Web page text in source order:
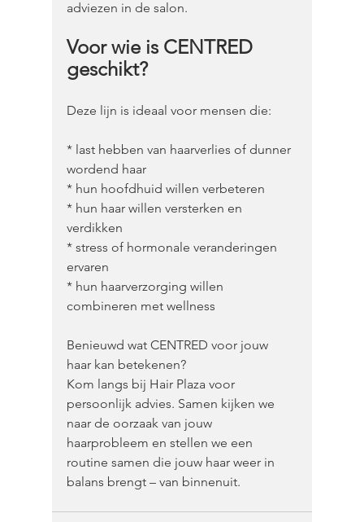
adviezen in de salon.
Voor wie is CENTRED
geschikt?
Deze lijn is ideaal voor mensen die:
* last hebben van haarverlies of dunner
wordend haar
* hun hoofdhuid willen verbeteren
* hun haar willen versterken en
verdikken
* stress of hormonale veranderingen
ervaren
* hun haarverzorging willen
combineren met wellness
Benieuwd wat CENTRED voor jouw
haar kan betekenen?
Kom langs bij Hair Plaza voor
persoonlijk advies. Samen kijken we
naar de oorzaak van jouw
haarprobleem en stellen we een
routine samen die jouw haar weer in
balans brengt – van binnenuit.